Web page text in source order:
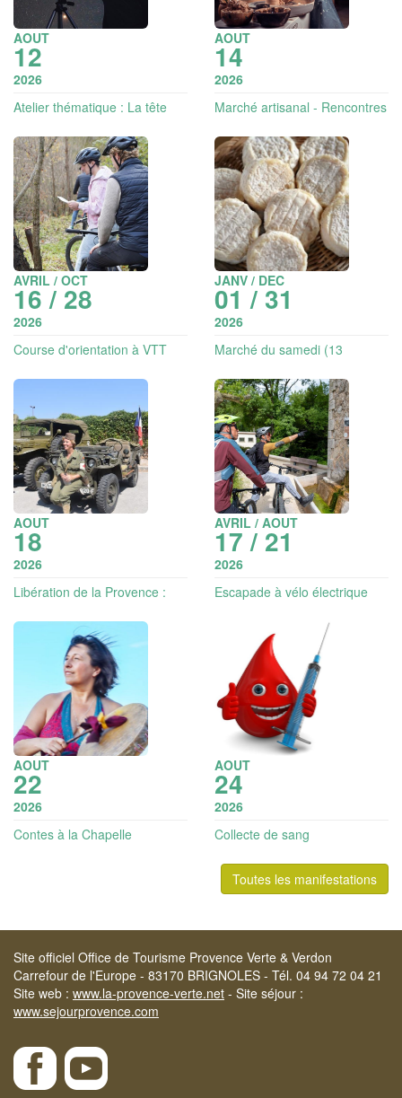
AOUT
12
2026
Atelier thématique : La tête
solaire
AOUT
14
2026
Marché artisanal - Rencontres
AVRIL / OCT
16 / 28
2026
Course d'orientation à VTT
JANV / DEC
01 / 31
2026
Marché du samedi (13
AOUT
18
2026
Libération de la Provence :
concert
AVRIL / AOUT
17 / 21
2026
Escapade à vélo électrique
AOUT
22
2026
Contes à la Chapelle
AOUT
24
2026
Collecte de sang
Toutes les manifestations
Site officiel Office de Tourisme Provence Verte & Verdon
Carrefour de l'Europe - 83170 BRIGNOLES - Tél. 04 94 72 04 21
Site web : www.la-provence-verte.net - Site séjour :
www.sejourprovence.com